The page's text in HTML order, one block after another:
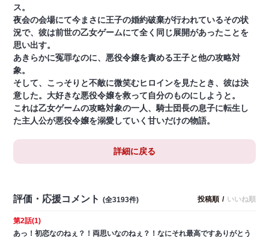
ス。
夜会の会場にて今まさに王子の婚約破棄が行われているその状
況で、彼は前世の乙女ゲームにて全く同じ展開があったことを
思い出す。
あきらかに冤罪なのに、悪役令嬢を責める王子と他の攻略対
象。
そして、こっそりと不敵に微笑むヒロインを見たとき、彼は決
意した。大好きな悪役令嬢を救って自分のものにしようと。
これは乙女ゲームの攻略対象の一人、騎士団長の息子に転生し
た主人公が悪役令嬢を溺愛していく甘いだけの物語。
詳細に戻る
評価・応援コメント (全3193件) 投稿順 / いいね順
第2話(1)
あっ！初恋なのねぇ？！両思いなのねぇ？！なにそれ最高ですありがとう